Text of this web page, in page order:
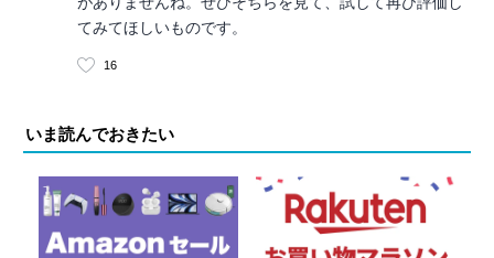
てみてほしいものです。
16
いま読んでおきたい